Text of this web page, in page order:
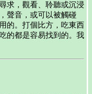
求，觀看、聆聽或沉浸
聲音，或可以被觸碰
的。打個比方，吃東西
的都是容易找到的。我